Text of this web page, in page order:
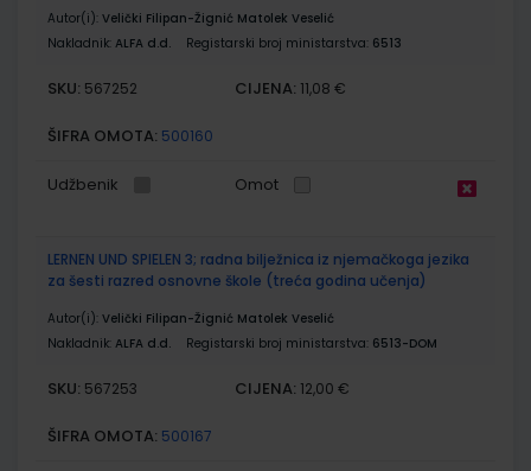
Autor(i): Velički Filipan-Žignić Matolek Veselić
Nakladnik: ALFA d.d. Registarski broj ministarstva: 6513
SKU: 567252 CIJENA: 11,08 €
ŠIFRA OMOTA: 500160
Udžbenik Omot
LERNEN UND SPIELEN 3; radna bilježnica iz njemačkoga jezika
za šesti razred osnovne škole (treća godina učenja)
Autor(i): Velički Filipan-Žignić Matolek Veselić
Nakladnik: ALFA d.d. Registarski broj ministarstva: 6513-DOM
SKU: 567253 CIJENA: 12,00 €
ŠIFRA OMOTA: 500167